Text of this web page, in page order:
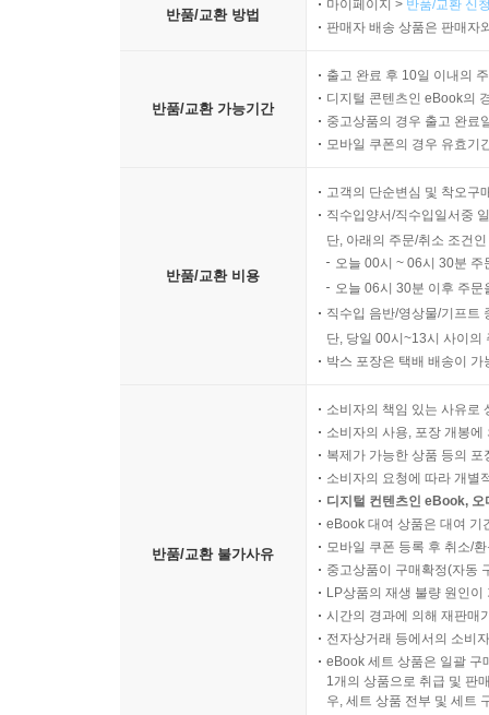
반품/교환 방법
마이페이지 > 반품/교환 신
판매자 배송 상품은 판매자
반품/교환 가능기간
출고 완료 후 10일 이내의
디지털 콘텐츠인 eBook의
중고상품의 경우 출고 완료
모바일 쿠폰의 경우 유효기
반품/교환 비용
고객의 단순변심 및 착오구
직수입양서/직수입일서중
단, 아래의 주문/취소 조건
오늘 00시 ~ 06시 30분
오늘 06시 30분 이후 주
직수입 음반/영상물/기프트
단, 당일 00시~13시 사이의
박스 포장은 택배 배송이
반품/교환 불가사유
소비자의 책임 있는 사유로
소비자의 사용, 포장 개봉
복제가 가능한 상품 등의
소비자의 요청에 따라 개별
디지털 컨텐츠인 eBook,
eBook 대여 상품은 대여 기
모바일 쿠폰 등록 후 취소/
중고상품이 구매확정(자동
LP상품의 재생 불량 원인
시간의 경과에 의해 재판매
전자상거래 등에서의 소비
eBook 세트 상품은 일괄 구
1개의 상품으로 취급 및 판
우, 세트 상품 전부 및 세트